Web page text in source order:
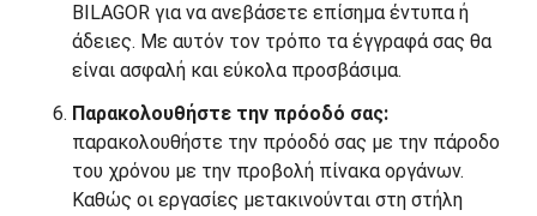
BILAGOR για να ανεβάσετε επίσημα έντυπα ή
άδειες. Με αυτόν τον τρόπο τα έγγραφά σας θα
είναι ασφαλή και εύκολα προσβάσιμα.
Παρακολουθήστε την πρόοδό σας:
παρακολουθήστε την πρόοδό σας με την πάροδο
του χρόνου με την προβολή πίνακα οργάνων.
Καθώς οι εργασίες μετακινούνται στη στήλη